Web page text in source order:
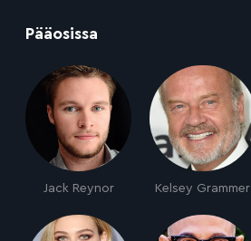
Pääosissa
Jack Reynor Kelsey Grammer